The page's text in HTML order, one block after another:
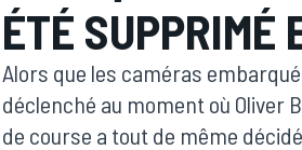
ÉTÉ SUPPRIMÉ
Alors que les caméras
déclenché au moment où Oliver
de course a tout de même